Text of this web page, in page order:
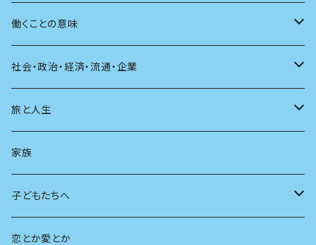
自伝・伝記
ファッション
建築
スポーツ
AIと社会
広告
マガジン
その他
アニメ
日本の芸能
海外絵本
童話
その他
その他
カウンセリング
人間関係
健康
料理
育児
日常生活
学ぶ楽しみ
働くことの意味
仕事のヒント
社会・政治・経済・流通・企業
過去
現在
未来
旅と人生
旅
人生
家族
子どもたちへ
教育
恋とか愛とか